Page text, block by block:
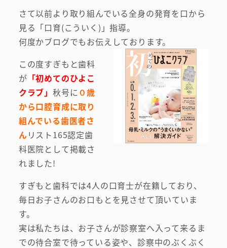
さて以前より取り組んでいる全身の発育を口から
見る「口育(こういく)」指導。
何度かブログでもお伝えしております。
この度すぎもと歯科
が 「初めてのひよこ
クラブ」 秋号に０歳
から口腔育成に取り
組んでいる歯医者さ
んリスト165認定歯
科医院として掲載さ
れました!
すぎもと歯科では4人の口育士が在籍しており、
毎日お子さんのお口もとを見させて頂いていま
す。
実は私たちは、お子さんが診察室へ入って来るま
での待合室で待っている姿や、診察中のぶくぶく